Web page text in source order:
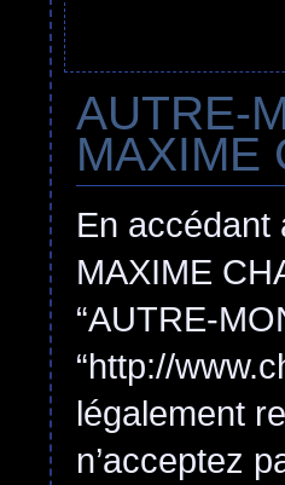
AUTRE-
MAXIME
En accédant
MAXIME
“AUTRE-
“http://
légalement
n’acceptez